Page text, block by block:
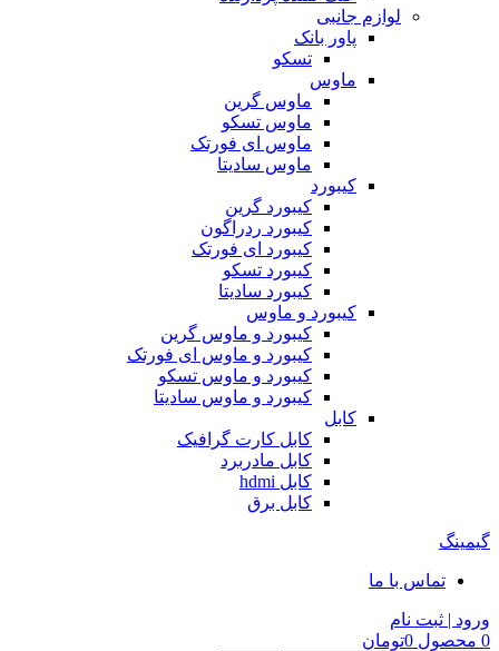
لوازم جانبی
پاور بانک
تسکو
ماوس
ماوس گرین
ماوس تسکو
ماوس ای فورتک
ماوس سادیتا
کیبورد
کیبورد گرین
کیبورد ردراگون
کیبورد ای فورتک
کیبورد تسکو
کیبورد سادیتا
کیبورد و ماوس
کیبورد و ماوس گرین
کیبورد و ماوس ای فورتک
کیبورد و ماوس تسکو
کیبورد و ماوس سادیتا
کابل
کابل کارت گرافیک
کابل مادربرد
کابل hdmi
کابل برق
گیمینگ
تماس با ما
ورود | ثبت نام
0 محصول 0تومان